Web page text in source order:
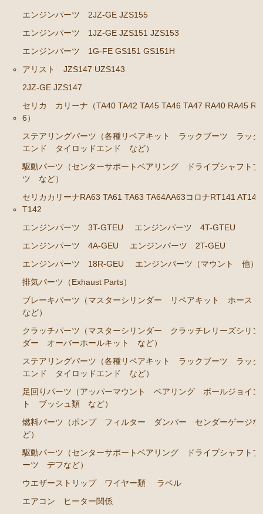
クラッチパーツ（マスターシリンダー クラッチレリ
アーム タイロッドエンド など）
足回りパーツ（ベアリング ボールジョイント ブッ
シュ類 など）
GS141
エンジンパーツ 2JZ-GE JZS143 JZS145 JZS147 JZ
S149
エンジンパーツ 1JZ-GE JZX141
クラウン/クラウンマジェスタ JZS15# UZS151 155 157
GS151 GS151H
エンジンパーツ 1JZ-GE JZS151 JZS153
エンジンパーツ 1G-FE GS151 GS151H
アリスト JZS147 UZS143
2JZ-GE JZS147
RA45 RA46）
ステアリングパーツ（各種リペアキット ラックブー
ツ ラックエンド タイロッドエンド など）
駆動パーツ（センターサポートベアリング ドライブ
シャフトブーツ など）
セリカカリーナRA63 TA61 TA63 TA64AA63コロナRT14
1 AT141 TT142
エンジンパーツ 2JZ-GE JZS155
エンジンパーツ 1JZ-GE JZS151 JZS153
エンジンパーツ 1G-FE GS151 GS151H
アリスト JZS147 UZS143
2JZ-GE JZS147
セリカ カリーナ（TA40 TA42 TA45 TA46 TA47 RA40 RA45
6）
ステアリングパーツ（各種リペアキット ラックブーツ ラック
エンド タイロッドエンド など）
駆動パーツ（センターサポートベアリング ドライブシャフトブ
ツ など）
セリカカリーナRA63 TA61 TA63 TA64AA63コロナRT141
T142
エンジンパーツ 3T-GTEU
エンジンパーツ 4T-GTEU
エンジンパーツ 4A-GEU
エンジンパーツ 2T-GEU
エンジンパーツ 18R-GEU
エンジンパーツ（マウント 他）
排気パーツ（Exhaust Parts）
ブレーキパーツ（マスターシリンダー リペアキット ホース
など）
クラッチパーツ（マスターシリンダー クラッチレリーズシリン
ダー オーバーホールキット など）
ステアリングパーツ（各種リペアキット ラックブーツ ラック
エンド タイロッドエンド など）
足回りパーツ（アッパーマウント ベアリング ボールジョイン
ト ブッシュ類 など）
燃料パーツ（ポンプ フィルター ダンパー センダーゲージな
ど）
駆動パーツ（センターサポートベアリング ドライブシャフトブ
ーツ デフなど）
ウエザーストリップ ワイヤー類
ラベル
エアコン ヒーター関係